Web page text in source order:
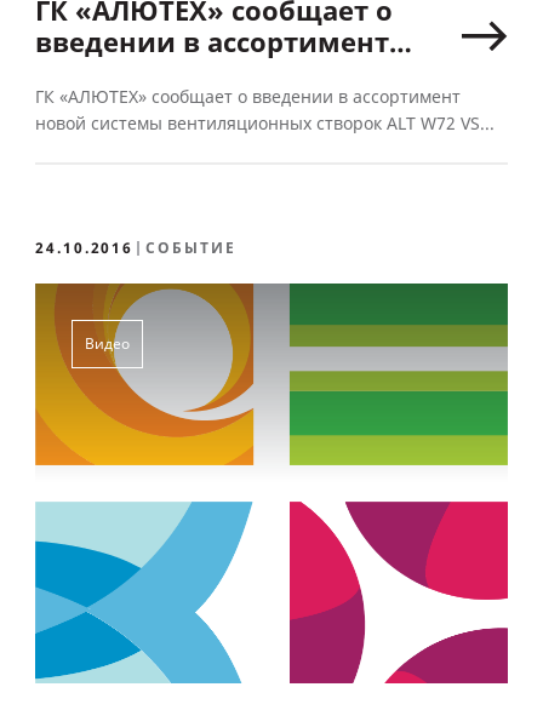
ГК «АЛЮТЕХ» сообщает о
введении в ассортимент
вентиляционных створок
ALT W72 VS
ГК «АЛЮТЕХ» сообщает о введении в ассортимент
новой системы вентиляционных створок ALT W72 VS...
24.10.2016 СОБЫТИЕ
Видео